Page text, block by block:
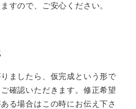
すので、ご安心ください。
ましたら、仮完成という形で
確認いただきます。修正希望
る場合はこの時にお伝え下さ